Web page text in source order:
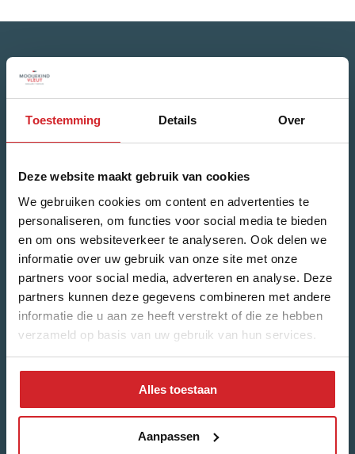
Toestemming Details Over
Deze website maakt gebruik van cookies
We gebruiken cookies om content en advertenties te
personaliseren, om functies voor social media te bieden
en om ons websiteverkeer te analyseren. Ook delen we
informatie over uw gebruik van onze site met onze
partners voor social media, adverteren en analyse. Deze
partners kunnen deze gegevens combineren met andere
informatie die u aan ze heeft verstrekt of die ze hebben
verzameld op basis van uw gebruik van hun services.
Alles toestaan
Aanpassen
Maandelijks de laatste update rondom de
Voornaam
Achternaam
E-mailadres*
Welk nieuws ontvang je graag?
Nieuwbouw-updates